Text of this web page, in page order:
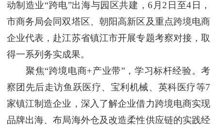
动制造业“跨电”出海与园区共建，6月2日至4日，
市商务局会同双塔区、朝阳高新区及重点跨境电商
企业代表，赴江苏省镇江市开展专题考察对接，取
得一系列务实成果。
聚焦“跨境电商+产业带”，学习标杆经验。考
察团先后走访鱼跃医疗、宝利机械、英科医疗等7
家镇江制造企业，深入了解企业借力跨境电商实现
品牌出海、布局海外仓及改造柔性供应链的实践经